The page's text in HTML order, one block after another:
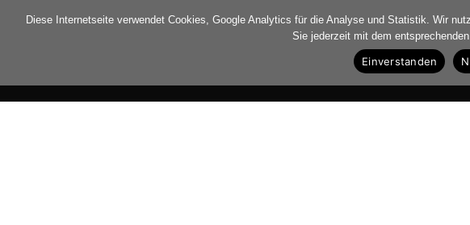
Biographie
Diese Internetseite verwendet Cookies, Google Analytics für die Analyse und Statistik. Wir
Sie jederzeit mit dem
Einverstanden